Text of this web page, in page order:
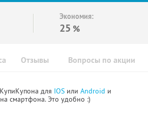
Экономия:
25 %
Отзывы Вопросы по акции
для IOS или Android и
смартфона. Это удобно :)